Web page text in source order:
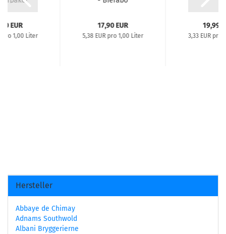
EUR
pro 1,00 Liter
17,90 EUR
5,38 EUR pro 1,00 Liter
19,99
3,33 EUR pro
Hersteller
Abbaye de Chimay
Adnams Southwold
Albani Bryggerierne